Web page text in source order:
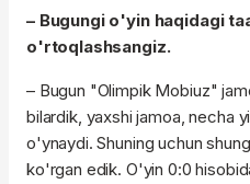
– Bugungi o'yin haqidagi
o'rtoqlashsangiz.
– Bugun "Olimpik Mobiuz"
bilardik, yaxshi jamoa, necha
o'ynaydi. Shuning uchun
ko'rgan edik. O'yin 0:0